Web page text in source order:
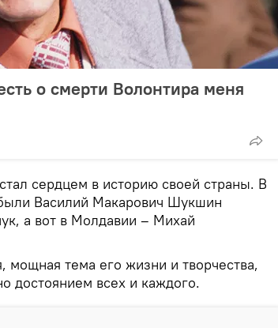
о смерти Волонтира меня
сердцем в историю своей страны. В
Василий Макарович Шукшин
а вот в Молдавии – Михай
мощная тема его жизни и творчества,
достоянием всех и каждого.